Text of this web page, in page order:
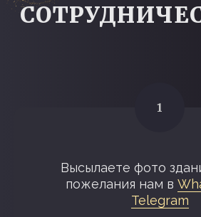
Высылаете фото
пожелания нам в
Telegram